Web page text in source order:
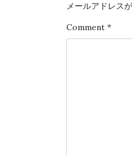
メールアドレス
Comment *